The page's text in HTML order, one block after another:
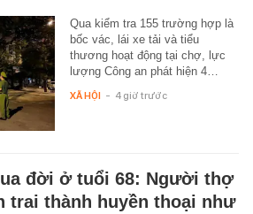
Qua kiểm tra 155 trường hợp là
bốc vác, lái xe tải và tiểu
thương hoạt động tại chợ, lực
lượng Công an phát hiện 4…
XÃ HỘI - 4 giờ trước
đời ở tuổi 68: Người thợ
trai thành huyền thoại như